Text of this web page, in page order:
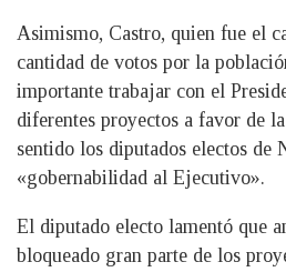
Asimismo, Castro, quien fue el
cantidad de votos por la
importante trabajar con el
diferentes proyectos a favor de
sentido los diputados electos de
«gobernabilidad al Ejecutivo».
El diputado electo lamentó que
bloqueado gran parte de los